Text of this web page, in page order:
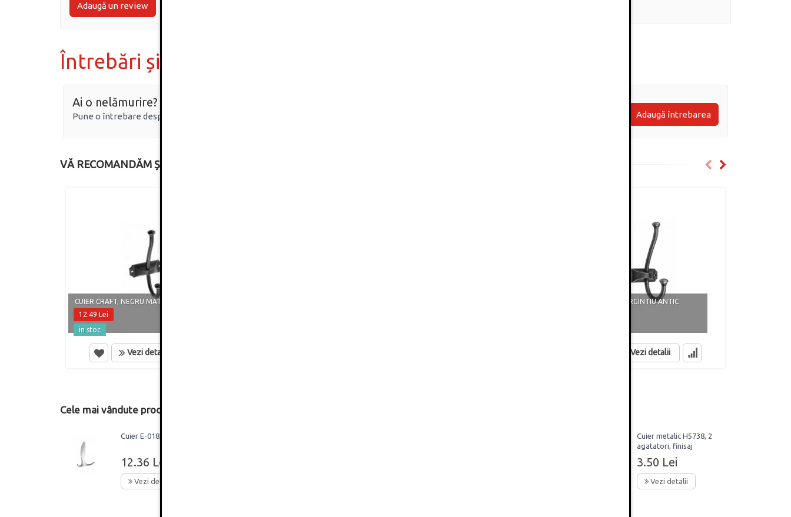
Adaugă un review
Întrebări și răspunsuri
Ai o nelămurire?
Pune o întrebare despre produs. Adaugă întrebarea
VĂ RECOMANDĂM ȘI
CUIER CRAFT, NEGRU MAT
12.49 Lei
in stoc
Vezi detalii
CUIER CRAFT, ARGINTIU ANTIC
Vezi detalii
Cele mai vândute produse din această categorie:
Cuier E-018, aluminiu
12.36 Lei
Vezi detalii
Cuier metalic H5738, 2
agatatori, finisaj
3.50 Lei
Vezi detalii